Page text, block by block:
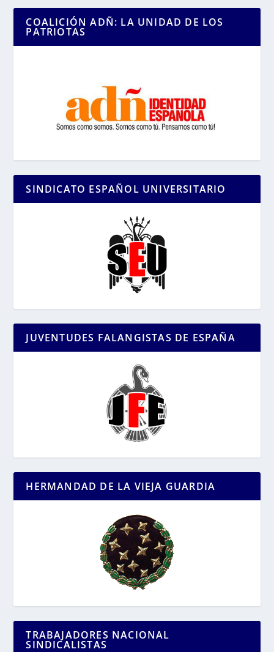
COALICIÓN ADÑ: LA UNIDAD DE LOS
PATRIOTAS
SINDICATO ESPAÑOL UNIVERSITARIO
JUVENTUDES FALANGISTAS DE ESPAÑA
HERMANDAD DE LA VIEJA GUARDIA
TRABAJADORES NACIONAL
SINDICALISTAS